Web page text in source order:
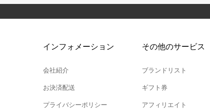
ルイヴィトン ギャラク
兼用
インフォメーション
会社紹介
お決済配送
プライバシーポリシー
その他のサービス
ブランドリスト
ギフト券
アフィリエイト